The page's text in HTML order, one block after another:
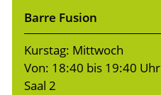
Barre Fusion
Kurstag: Mittwoch
Von: 18:40 bis 19:40 Uhr
Saal 2